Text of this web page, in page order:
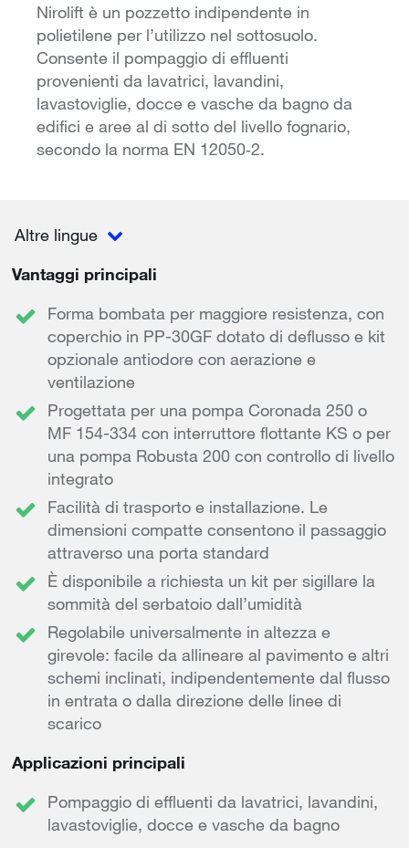
Nirolift è un pozzetto indipendente in
polietilene per l’utilizzo nel sottosuolo.
Consente il pompaggio di effluenti
provenienti da lavatrici, lavandini,
lavastoviglie, docce e vasche da bagno da
edifici e aree al di sotto del livello fognario,
secondo la norma EN 12050‑2.
Altre lingue
Vantaggi principali
Forma bombata per maggiore resistenza, con
coperchio in PP-30GF dotato di deflusso e kit
opzionale antiodore con aerazione e
ventilazione
Progettata per una pompa Coronada 250 o
MF 154-334 con interruttore flottante KS o per
una pompa Robusta 200 con controllo di livello
integrato
Facilità di trasporto e installazione. Le
dimensioni compatte consentono il passaggio
attraverso una porta standard
È disponibile a richiesta un kit per sigillare la
sommità del serbatoio dall’umidità
Regolabile universalmente in altezza e
girevole: facile da allineare al pavimento e altri
schemi inclinati, indipendentemente dal flusso
in entrata o dalla direzione delle linee di
scarico
Applicazioni principali
Pompaggio di effluenti da lavatrici, lavandini,
lavastoviglie, docce e vasche da bagno